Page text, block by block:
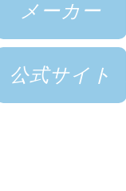
メーカー
公式サイト